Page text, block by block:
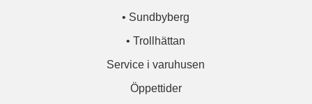
• Sundbyberg
• Trollhättan
Service i varuhusen
Öppettider